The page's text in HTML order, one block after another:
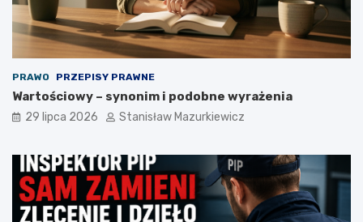
PRAWO PRZEPISY PRAWNE
Wartościowy – synonim i podobne wyrażenia
29 lipca 2026 Stanisław Mazurkiewicz